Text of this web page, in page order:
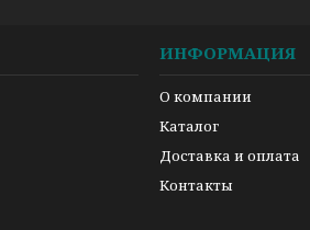
ИНФОРМАЦИЯ
О компании
Каталог
Доставка и оплата
Контакты